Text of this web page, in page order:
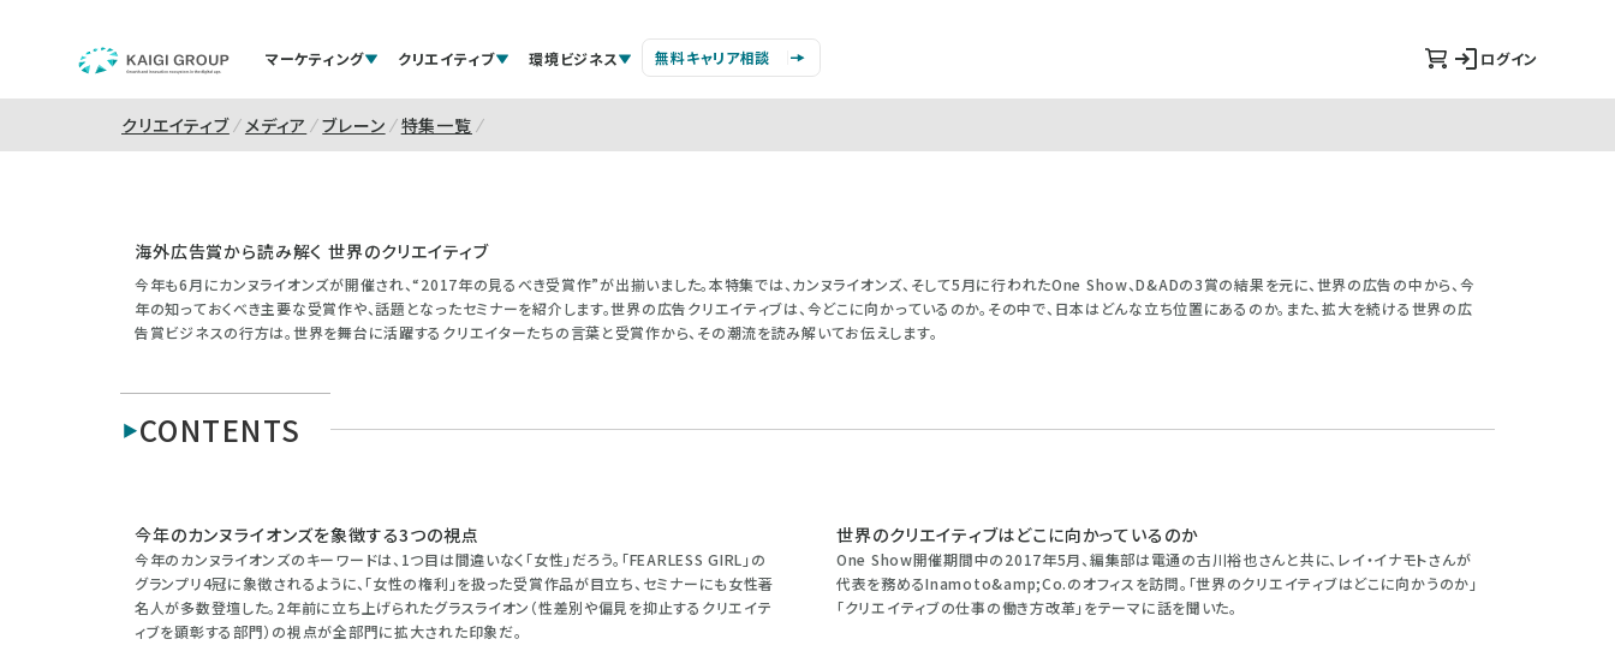
マーケティング クリエイティブ 環境ビジネス 無料キャリア相談 ログイン
クリエイティブ メディア ブレーン 特集一覧
海外広告賞から読み解く 世界のクリエイティブ
今年も6月にカンヌライオンズが開催され、“2017年の見るべき受賞作”が出揃いました。本特集では、カンヌライオンズ、そして5月に行われたOne Show、D&ADの3賞の結果を元に、世界の広告の中から、今
年の知っておくべき主要な受賞作や、話題となったセミナーを紹介します。世界の広告クリエイティブは、今どこに向かっているのか。その中で、日本はどんな立ち位置にあるのか。また、拡大を続ける世界の広
告賞ビジネスの行方は。世界を舞台に活躍するクリエイターたちの言葉と受賞作から、その潮流を読み解いてお伝えします。
CONTENTS
今年のカンヌライオンズを象徴する3つの視点
今年のカンヌライオンズのキーワードは、1つ目は間違いなく「女性」だろう。「FEARLESS GIRL」の
グランプリ4冠に象徴されるように、「女性の権利」を扱った受賞作品が目立ち、セミナーにも女性著
名人が多数登壇した。2年前に立ち上げられたグラスライオン（性差別や偏見を抑止するクリエイテ
ィブを顕彰する部門）の視点が全部門に拡大された印象だ。
世界のクリエイティブはどこに向かっているのか
One Show開催期間中の2017年5月、編集部は電通の古川裕也さんと共に、レイ・イナモトさんが
代表を務めるInamoto&amp;Co.のオフィスを訪問。「世界のクリエイティブはどこに向かうのか」
「クリエイティブの仕事の働き方改革」をテーマに話を聞いた。